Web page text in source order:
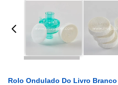
Rolo Ondulado Do Livro